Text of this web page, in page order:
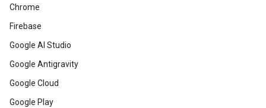
Chrome
Firebase
Google AI Studio
Google Antigravity
Google Cloud
Google Play